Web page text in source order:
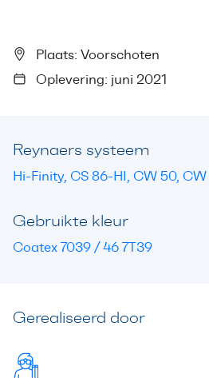
Plaats: Voorschoten
Oplevering: juni 2021
Reynaers systeem
Hi-Finity, CS 86-HI, CW 50,
Gebruikte kleur
Coatex 7039 / 46 7T39
Gerealiseerd door